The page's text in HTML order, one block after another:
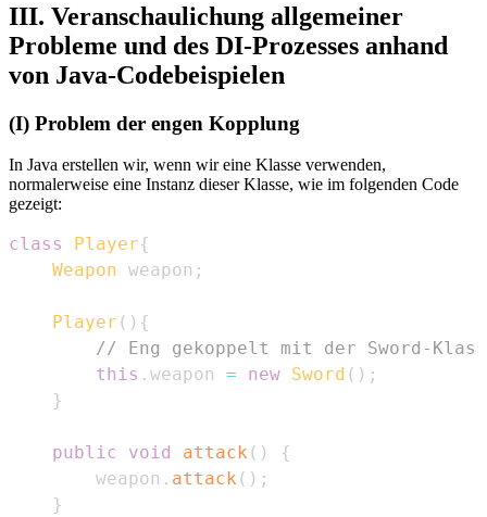
III. Veranschaulichung allgemeiner
Probleme und des DI-Prozesses anhand
von Java-Codebeispielen
(I) Problem der engen Kopplung
In Java erstellen wir, wenn wir eine Klasse verwenden,
normalerweise eine Instanz dieser Klasse, wie im folgenden Code
gezeigt:
class Player{
Weapon weapon ;
Player ( ) {
// Eng gekoppelt mit der Sword-
this . weapon = new Sword ( ) ;
}
public void attack ( )
{
        weapon
. attack ( ) ;
}